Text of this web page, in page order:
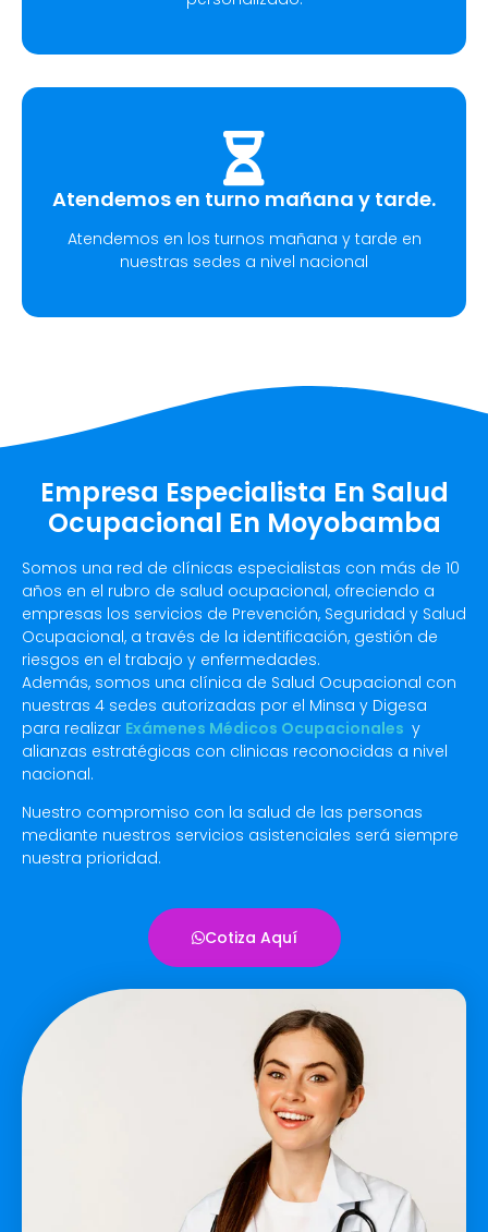
Atendemos en turno mañana y tarde.
Atendemos en los turnos mañana y tarde en
nuestras sedes a nivel nacional
Empresa Especialista En Salud
Ocupacional En Moyobamba
Somos una red de clínicas especialistas con más de 10
años en el rubro de salud ocupacional, ofreciendo a
empresas los servicios de Prevención, Seguridad y Salud
Ocupacional, a través de la identificación, gestión de
riesgos en el trabajo y enfermedades.
Además, somos una clínica de Salud Ocupacional con
nuestras 4 sedes autorizadas por el Minsa y Digesa
para realizar Exámenes Médicos Ocupacionales y
alianzas estratégicas con clinicas reconocidas a nivel
nacional.
Nuestro compromiso con la salud de las personas
mediante nuestros servicios asistenciales será siempre
nuestra prioridad.
Cotiza Aquí